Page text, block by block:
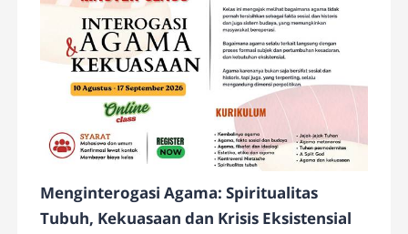
Menginterogasi Agama: Spiritualitas
Tubuh, Kekuasaan dan Krisis Eksistensial